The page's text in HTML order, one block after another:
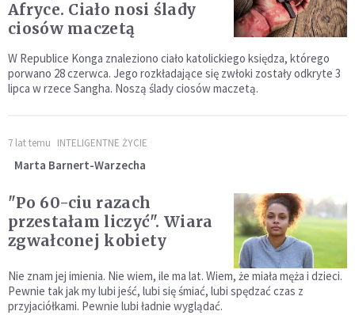
Afryce. Ciało nosi ślady
ciosów maczetą
W Republice Konga znaleziono ciało katolickiego księdza, którego
porwano 28 czerwca. Jego rozkładające się zwłoki zostały odkryte 3
lipca w rzece Sangha. Noszą ślady ciosów maczetą.
7 lat temu INTELIGENTNE ŻYCIE
Marta Barnert-Warzecha
"Po 60-ciu razach
przestałam liczyć". Wiara
zgwałconej kobiety
Nie znam jej imienia. Nie wiem, ile ma lat. Wiem, że miała męża i dzieci.
Pewnie tak jak my lubi jeść, lubi się śmiać, lubi spędzać czas z
przyjaciółkami. Pewnie lubi ładnie wyglądać.